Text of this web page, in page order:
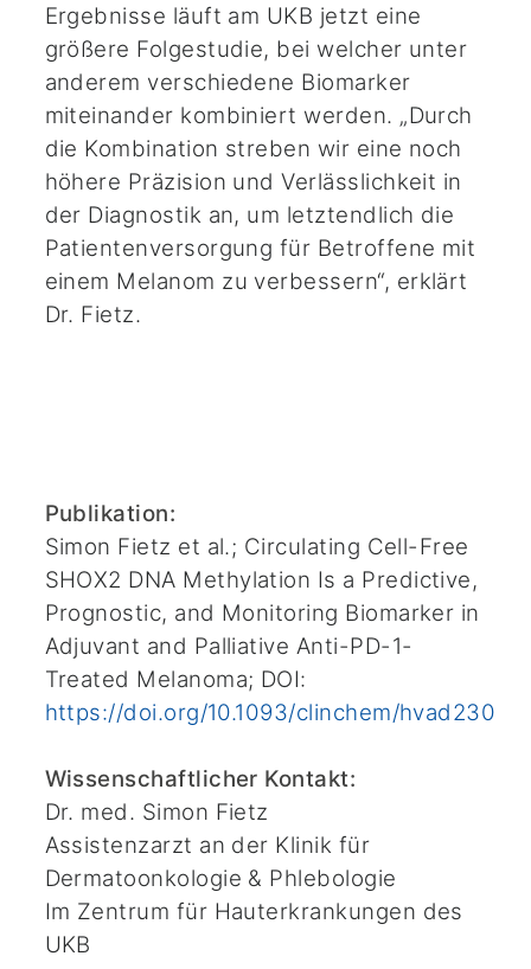
Ergebnisse läuft am UKB jetzt eine
größere Folgestudie, bei welcher unter
anderem verschiedene Biomarker
miteinander kombiniert werden. „Durch
die Kombination streben wir eine noch
höhere Präzision und Verlässlichkeit in
der Diagnostik an, um letztendlich die
Patientenversorgung für Betroffene mit
einem Melanom zu verbessern“, erklärt
Dr. Fietz.
Publikation:
Simon Fietz et al.; Circulating Cell-Free
SHOX2 DNA Methylation Is a Predictive,
Prognostic, and Monitoring Biomarker in
Adjuvant and Palliative Anti-PD-1-
Treated Melanoma; DOI:
https://doi.org/10.1093/clinchem/hvad230
Wissenschaftlicher Kontakt:
Dr. med. Simon Fietz
Assistenzarzt an der Klinik für
Dermatoonkologie & Phlebologie
Im Zentrum für Hauterkrankungen des
UKB